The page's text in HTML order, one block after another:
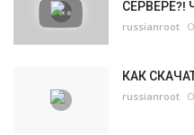
СЕРВЕРЕ?!
russianroot
КАК
russianroot